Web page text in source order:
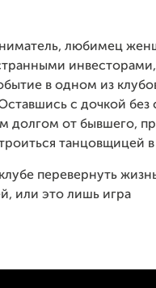
любимец
в одном из
с дочкой без
долгом от бывшего,
танцовщицей в
перевернуть
или это лишь игра